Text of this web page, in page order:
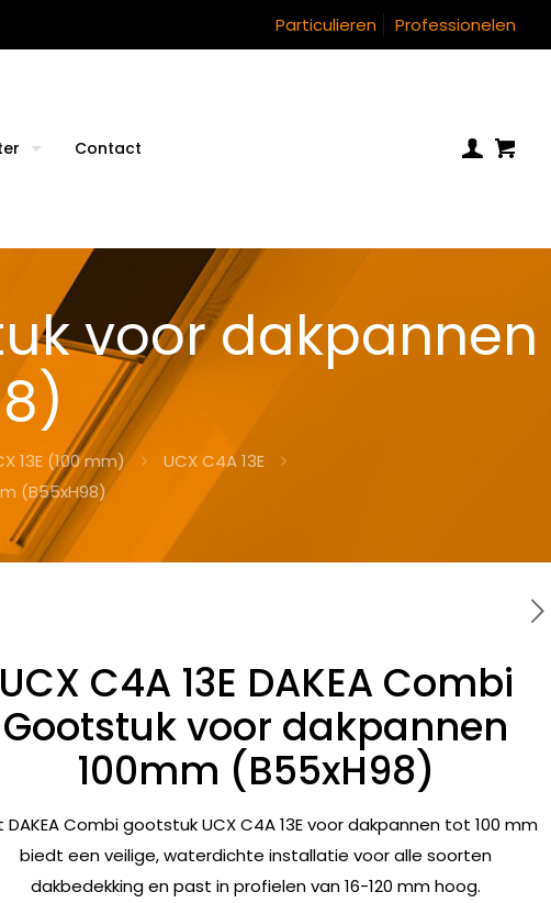
Particulieren Professionelen
Contact
voor dakpannen
13E (100 mm)
UCX C4A 13E
(B55xH98)
UCX C4A 13E DAKEA Combi
Gootstuk voor dakpannen
100mm (B55xH98)
DAKEA Combi gootstuk UCX C4A 13E voor dakpannen tot 100 mm
biedt een veilige, waterdichte installatie voor alle soorten
dakbedekking en past in profielen van 16-120 mm hoog.